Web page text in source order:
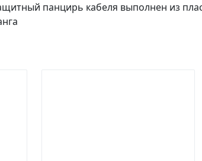
панцирь кабеля выполнен из